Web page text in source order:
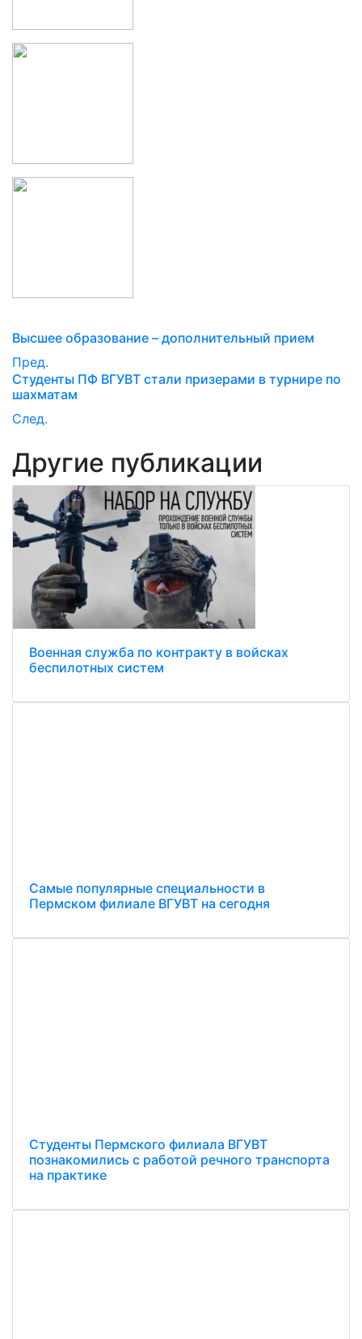
Высшее образование – дополнительный прием
Пред.
Студенты ПФ ВГУВТ стали призерами в турнире по
шахматам
След.
Другие публикации
Военная служба по контракту в войсках
беспилотных систем
Самые популярные специальности в
Пермском филиале ВГУВТ на сегодня
Студенты Пермского филиала ВГУВТ
познакомились с работой речного транспорта
на практике